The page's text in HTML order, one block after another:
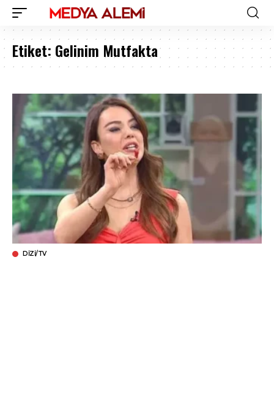
Etiket: Gelinim Mutfakta
DIZI/TV